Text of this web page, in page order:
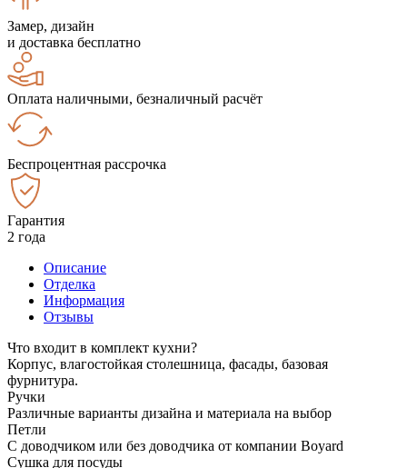
Замер, дизайн
и доставка бесплатно
Оплата наличными, безналичный расчёт
Беспроцентная рассрочка
Гарантия
2 года
Описание
Отделка
Информация
Отзывы
Что входит в комплект кухни?
Корпус, влагостойкая столешница, фасады, базовая
фурнитура.
Ручки
Различные варианты дизайна и материала на выбор
Петли
С доводчиком или без доводчика от компании Boyard
Сушка для посуды